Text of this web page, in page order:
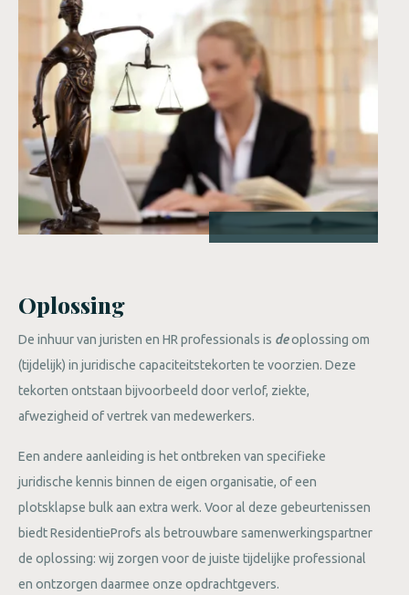
Oplossing
De inhuur van juristen en HR professionals is deoplossing om
(tijdelijk) in juridische capaciteitstekorten te voorzien. Deze
tekorten ontstaan bijvoorbeeld door verlof, ziekte,
afwezigheid of vertrek van medewerkers.
Een andere aanleiding is het ontbreken van specifieke
juridische kennis binnen de eigen organisatie, of een
plotsklapse bulk aan extra werk. Voor al deze gebeurtenissen
biedt ResidentieProfs als betrouwbare samenwerkingspartner
de oplossing: wij zorgen voor de juiste tijdelijke professional
en ontzorgen daarmee onze opdrachtgevers.